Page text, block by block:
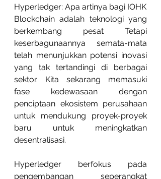
Hyperledger: Apa artinya bagi IOHK
Blockchain adalah teknologi yang
berkembang pesat Tetapi
keserbagunaannya semata-mata
telah menunjukkan potensi inovasi
yang tak tertandingi di berbagai
sektor. Kita sekarang memasuki
fase kedewasaan dengan
penciptaan ekosistem perusahaan
untuk mendukung proyek-proyek
baru untuk meningkatkan
desentralisasi.
Hyperledger berfokus pada
pengembangan seperangkat